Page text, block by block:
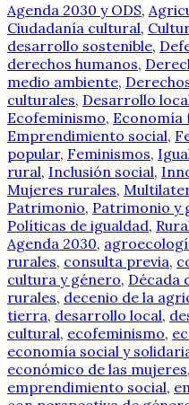
Agenda 2030 y ODS,
Ciudadanía cultural,
desarrollo sostenible,
derechos humanos,
medio ambiente,
culturales, Desarrollo
Ecofeminismo, Economía
Emprendimiento social,
popular, Feminismos,
rural, Inclusión social,
Mujeres rurales,
Patrimonio, Patrimonio y
Políticas de igualdad,
Agenda 2030,
rurales, consulta previa,
cultura y género, Década
rurales, decenio de la
tierra, desarrollo local,
cultural, ecofeminismo,
economía social y
económico de las mujeres,
emprendimiento social,